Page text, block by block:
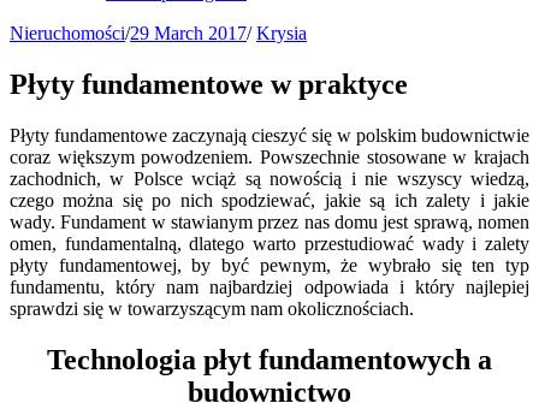
Nieruchomości/29 March 2017/ Krysia
Płyty fundamentowe w praktyce
Płyty fundamentowe zaczynają cieszyć się w polskim budownictwie
coraz większym powodzeniem. Powszechnie stosowane w krajach
zachodnich, w Polsce wciąż są nowością i nie wszyscy wiedzą,
czego można się po nich spodziewać, jakie są ich zalety i jakie
wady. Fundament w stawianym przez nas domu jest sprawą, nomen
omen, fundamentalną, dlatego warto przestudiować wady i zalety
płyty fundamentowej, by być pewnym, że wybrało się ten typ
fundamentu, który nam najbardziej odpowiada i który najlepiej
sprawdzi się w towarzyszącym nam okolicznościach.
Technologia płyt fundamentowych a
budownictwo